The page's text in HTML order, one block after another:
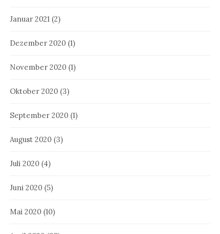
Januar 2021 (2)
Dezember 2020 (1)
November 2020 (1)
Oktober 2020 (3)
September 2020 (1)
August 2020 (3)
Juli 2020 (4)
Juni 2020 (5)
Mai 2020 (10)